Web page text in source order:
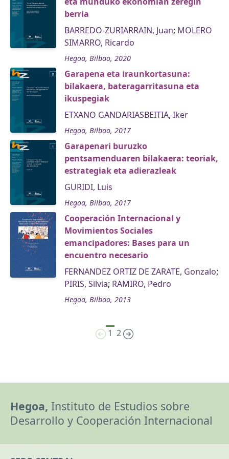
berria
BARREDO-ZURIARRAIN, Juan; MOLERO
SIMARRO, Ricardo
Hegoa, Bilbao, 2020
Garapena eta iraunkortasuna:
bilakaera, bateragarritasuna eta
ikuspegiak
ETXANO GANDARIASBEITIA, Iker
Hegoa, Bilbao, 2017
Garapenari buruzko
pentsamenduaren bilakaera: teoriak,
estrategiak eta adierazleak
GURIDI, Luis
Hegoa, Bilbao, 2017
Cooperación Internacional y
Movimientos Sociales
emancipadores: Bases para un
encuentro necesario
FERNANDEZ ORTIZ DE ZARATE, Gonzalo;
PIRIS, Silvia; RAMIRO, Pedro
Hegoa, Bilbao, 2013
1 2
Hegoa, Instituto de Estudios sobre
Desarrollo y Cooperación Internacional